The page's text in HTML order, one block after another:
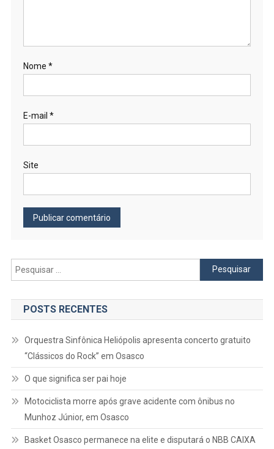
Nome *
E-mail *
Site
Pesquisar
por:
POSTS RECENTES
Orquestra Sinfônica Heliópolis apresenta concerto gratuito
“Clássicos do Rock” em Osasco
O que significa ser pai hoje
Motociclista morre após grave acidente com ônibus no
Munhoz Júnior, em Osasco
Basket Osasco permanece na elite e disputará o NBB CAIXA